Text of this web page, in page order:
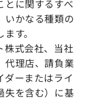
とに関するすべ
いかなる種類の
す。
株式会社、当社
代理店、請負業
ーまたはライ
失を含む）に基